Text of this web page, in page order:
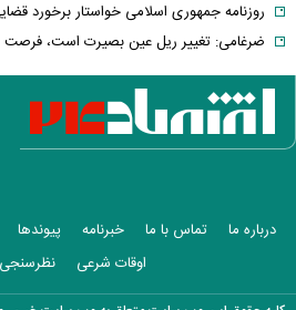
روزنامه جمهوری اسلامی خواستار برخورد
ضرغامی: تغییر ریل عین بصیرت است، فرصت
تکذیب اعمال ضریب ۲.۷ برای
مقررات
شرایط جدید تمدید اجاره اعلام شد
تغییر زمانبندی‌ شارژ اعتبار کالابرگ
درباره ما تماس با ما خبرنامه پیوندها
اوقات شرعی
نظرسنجی